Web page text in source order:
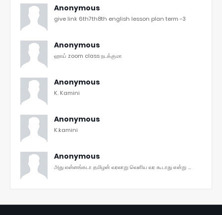
Anonymous
give link 6th7th8th english lesson plan term -3
Anonymous
ஹாய் zoom class நடக்குமா
Anonymous
K. Kamini
Anonymous
K.kamini
Anonymous
அது என்னங்கடா தமிழன் வரலாறு வெளிய வர கூடாது என்று ...